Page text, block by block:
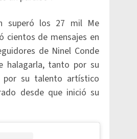
superó los 27 mil Me
cientos de mensajes en
de Ninel Conde
halagarla, tanto por su
por su talento artístico
desde que inició su